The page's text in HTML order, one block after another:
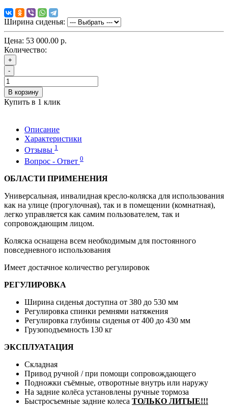
Ширина сиденья:
Цена: 53 000.00 р.
Количество:
+
-
В корзину
Купить в 1 клик
Описание
Характеристики
Отзывы 1
Вопрос - Ответ 0
ОБЛАСТИ ПРИМЕНЕНИЯ
Универсальная, инвалидная кресло-коляска для использования
как на улице (прогулочная), так и в помещении (комнатная),
легко управляется как самим пользователем, так и
сопровождающим лицом.
Коляска оснащена всем необходимым для постоянного
повседневного использования
Имеет достачное количество регулировок
РЕГУЛИРОВКА
Ширина сиденья доступна от 380 до 530 мм
Регулировка спинки ремнями натяжения
Регулировка глубины сиденья от 400 до 430 мм
Грузоподъемность 130 кг
ЭКСПЛУАТАЦИЯ
Складная
Привод ручной / при помощи сопровождающего
Подножки съёмные, отворотные внутрь или наружу
На задние колёса установлены ручные тормоза
Быстросъемные задние колеса ТОЛЬКО ЛИТЫЕ!!!